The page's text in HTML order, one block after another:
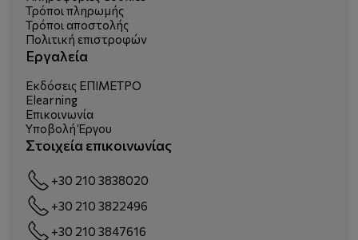
Τρόποι πληρωμής
Τρόποι αποστολής
Πολιτική επιστροφών
Εργαλεία
Εκδόσεις ΕΠΙΜΕΤΡΟ
Elearning
Επικοινωνία
Υποβολή Έργου
Στοιχεία επικοινωνίας
+30 210 3838020
+30 210 3822496
+30 210 3847616